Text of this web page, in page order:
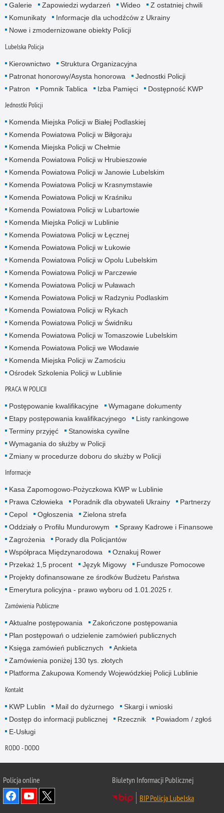
Galerie Zapowiedzi wydarzeń Wideo
Z ostatniej chwili
Komunikaty
Informacje dla uchodźców z Ukrainy
Nowe i zmodernizowane obiekty Policji
Lubelska Policja
Kierownictwo
Struktura Organizacyjna
Patronat honorowy/Asysta honorowa
Jednostki Policji
Patron
Pomnik Tablica Izba Pamięci Dostępność KWP
Jednostki Policji
Komenda Miejska Policji w Białej Podlaskiej
Komenda Powiatowa Policji w Biłgoraju
Komenda Miejska Policji w Chełmie
Komenda Powiatowa Policji w Hrubieszowie
Komenda Powiatowa Policji w Janowie Lubelskim
Komenda Powiatowa Policji w Krasnymstawie
Komenda Powiatowa Policji w Kraśniku
Komenda Powiatowa Policji w Lubartowie
Komenda Miejska Policji w Lublinie
Komenda Powiatowa Policji w Łęcznej
Komenda Powiatowa Policji w Łukowie
Komenda Powiatowa Policji w Opolu Lubelskim
Komenda Powiatowa Policji w Parczewie
Komenda Powiatowa Policji w Puławach
Komenda Powiatowa Policji w Radzyniu Podlaskim
Komenda Powiatowa Policji w Rykach
Komenda Powiatowa Policji w Świdniku
Komenda Powiatowa Policji w Tomaszowie Lubelskim
Komenda Powiatowa Policji we Włodawie
Komenda Miejska Policji w Zamościu
Ośrodek Szkolenia Policji w Lublinie
PRACA W POLICJI
Postępowanie kwalifikacyjne
Wymagane dokumenty
Etapy postępowania kwalifikacyjnego
Listy rankingowe
Terminy przyjęć
Stanowiska cywilne
Wymagania do służby w Policji
Zmiany w procedurze doboru do służby w Policji
Informacje
Kasa Zapomogowo-Pożyczkowa KWP w Lublinie
Prawa Człowieka
Poradnik dla obywateli Ukrainy
Partnerzy
Cepol
Ogłoszenia
Zielona strefa
Oddziały o Profilu Mundurowym
Sprawy Kadrowe i Finansowe
Zagrożenia
Porady dla Policjantów
Współpraca Międzynarodowa
Oznakuj Rower
Przekaż 1,5 procent
Język Migowy
Fundusze Pomocowe
Projekty dofinansowane ze środków Budżetu Państwa
Emerytura policyjna - prawo wyboru od 1.01.2025 r.
Zamówienia Publiczne
Aktualne postępowania
Zakończone postępowania
Plan postępowań o udzielenie zamówień publicznych
Księga zamówień publicznych
Ankieta
Zamówienia poniżej 130 tys. złotych
Platforma Zakupowa Komendy Wojewódzkiej Policji Lublinie
Kontakt
KWP Lublin Mail do dyżurnego
Skargi i wnioski
Dostęp do informacji publicznej
Rzecznik
Powiadom / zgłoś
E-Usługi
RODO - DODO
Policja online
Biuletyn Informacji Publicznej
BIP Policja Lubelska